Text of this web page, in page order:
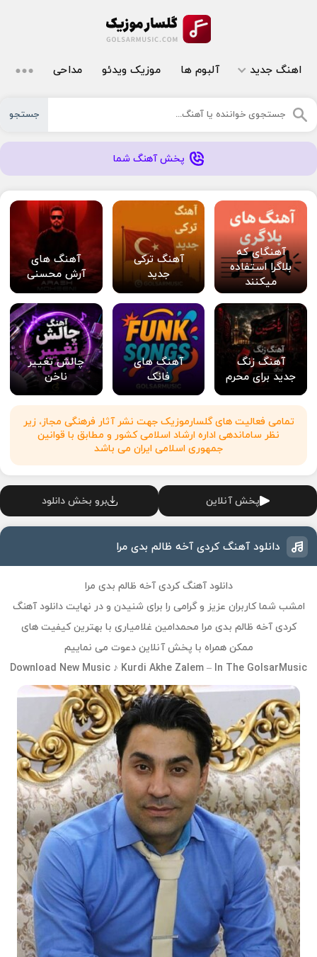
اهنگ جدید آلبوم ها موزیک ویدئو مداحی
جستجو
پخش آهنگ شما
آهنگای که
بلاگرا استفاده
میکنند
آهنگ ترکی
جدید
آهنگ های
آرش محسنی
آهنگ زنگ
جدید برای محرم
آهنگ های
فانک
چالش تغییر
ناخن
تمامی فعالیت های گلسارموزیک جهت نشر آثار فرهنگی مجاز، زیر
نظر ساماندهی اداره ارشاد اسلامی کشور و مطابق با قوانین
جمهوری اسلامی ایران می باشد
پخش آنلاین برو بخش دانلود
دانلود آهنگ کردی آخه ظالم بدی مرا
دانلود آهنگ کردی آخه ظالم بدی مرا
امشب شما کاربران عزیز و گرامی را برای شنیدن و در نهایت دانلود آهنگ
کردی آخه ظالم بدی مرا محمدامین غلامیاری با بهترین کیفیت های
ممکن همراه با پخش آنلاین دعوت می نماییم
Download New Music ♪ Kurdi Akhe Zalem – In The GolsarMusic